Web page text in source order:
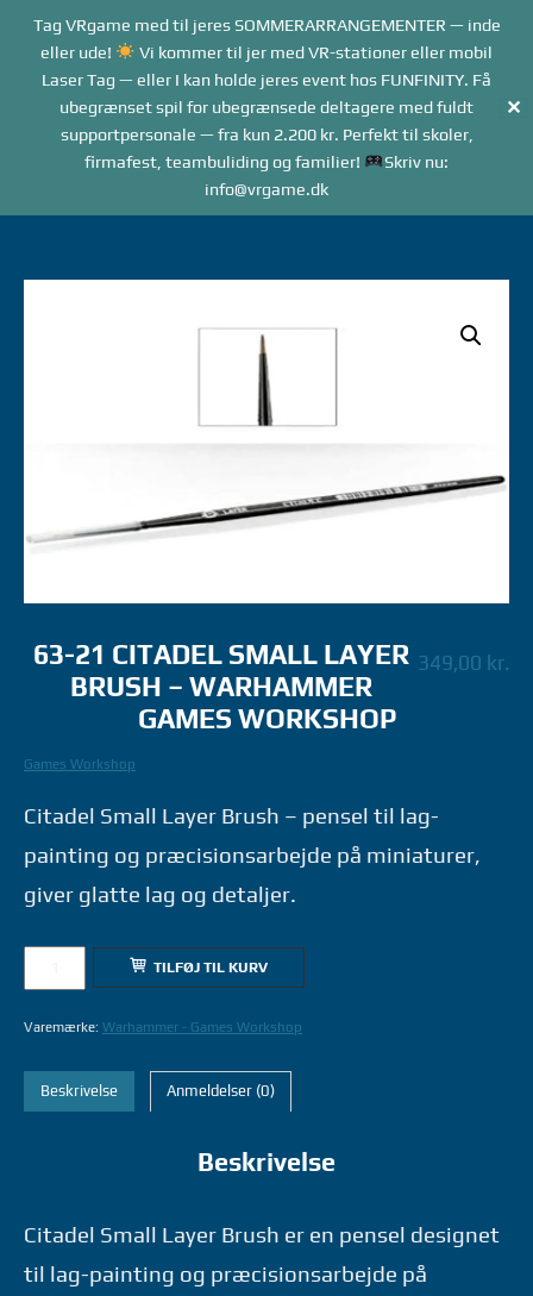
Tag VRgame med til jeres SOMMERARRANGEMENTER — inde
eller ude!
Vi kommer til jer med VR-stationer eller mobil
Laser Tag — eller I kan holde jeres event hos FUNFINITY. Få
ubegrænset spil for ubegrænsede deltagere med fuldt
supportpersonale — fra kun 2.200 kr. Perfekt til skoler,
firmafest, teambuliding og familier!
Skriv nu:
info@vrgame.dk
✕
indhold
Menu
349,00 kr.
63-21 CITADEL SMALL LAYER
BRUSH – WARHAMMER
GAMES WORKSHOP
Games Workshop
Citadel Small Layer Brush – pensel til lag-
painting og præcisionsarbejde på miniaturer,
giver glatte lag og detaljer.
21
CITADEL
BRUSH
WORKSHOP
TILFØJ TIL KURV
Varemærke: Warhammer - Games Workshop
Beskrivelse Anmeldelser (0)
Beskrivelse
Citadel Small Layer Brush er en pensel designet
til lag-painting og præcisionsarbejde på